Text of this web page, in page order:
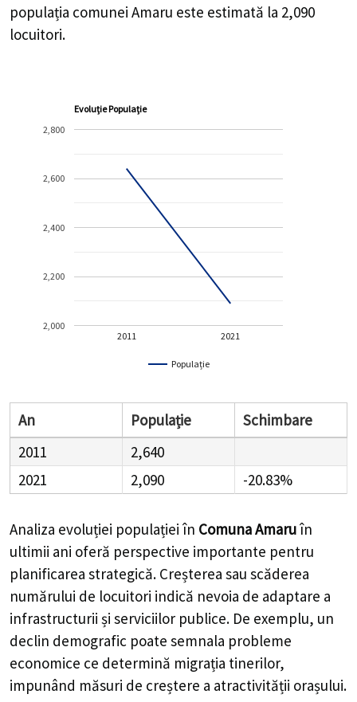
populația comunei Amaru este estimată la 2,090
locuitori.
Evoluție Populație
Populație
2011 2021
2,000
2,200
2,400
2,600
2,800
An Populație
Schimbare
2011
2,640
2021
2,090 -20.83%
Analiza evoluției populației în Comuna Amaruîn
ultimii ani oferă perspective importante pentru
planificarea strategică. Creșterea sau scăderea
numărului de locuitori indică nevoia de adaptare a
infrastructurii și serviciilor publice. De exemplu, un
declin demografic poate semnala probleme
economice ce determină migrația tinerilor,
impunând măsuri de creștere a atractivității orașului.